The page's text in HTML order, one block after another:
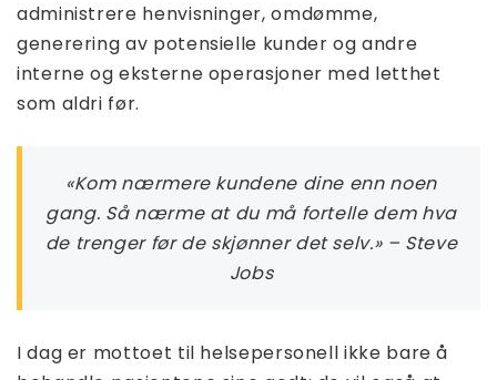
administrere henvisninger, omdømme,
generering av potensielle kunder og andre
interne og eksterne operasjoner med letthet
som aldri før.
«Kom nærmere kundene dine enn noen
gang. Så nærme at du må fortelle dem hva
de trenger før de skjønner det selv.» – Steve
Jobs
I dag er mottoet til helsepersonell ikke bare å